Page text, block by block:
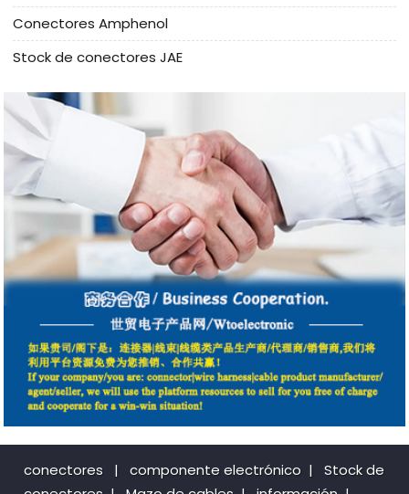
Conectores Amphenol
Stock de conectores JAE
conectores | componente electrónico |
Stock de